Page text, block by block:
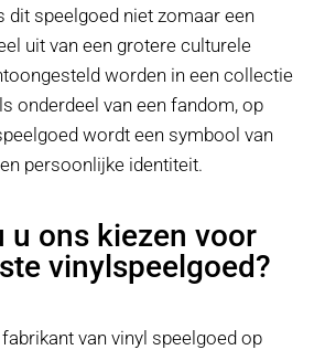
dit speelgoed niet zomaar een
uit van een grotere culturele
worden in een collectie
onderdeel van een fandom, op
wordt een symbool van
persoonlijke identiteit.
u ons kiezen voor
vinylspeelgoed?
van vinyl speelgoed op